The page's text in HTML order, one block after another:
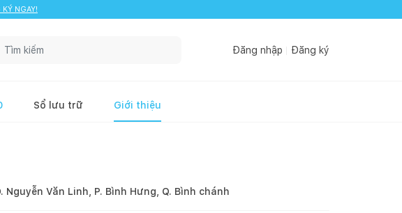
NGAY!
Đăng nhập Đăng ký
Sổ lưu trữ Giới thiệu
Nguyễn Văn Linh, P. Bình Hưng, Q. Bình chánh